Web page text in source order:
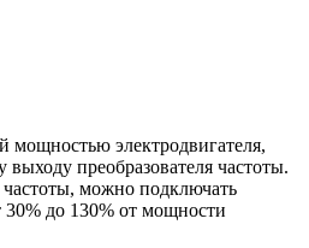
мощностью электродвигателя,
преобразователя частоты.
можно подключать
до 130% от мощности